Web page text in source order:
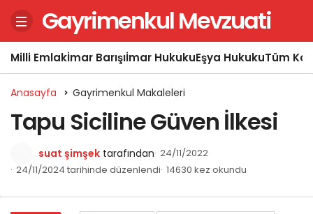
Gayrimenkul Mevzuati
Milli Emlakİmar Barışıİmar HukukuEşya HukukuTüm
Anasayfa Gayrimenkul Makaleleri
Tapu Siciline Güven İlkesi
suat şimşek tarafından 24/11/2022
24/11/2024 tarihinde düzenlendi 14630 kez okundu